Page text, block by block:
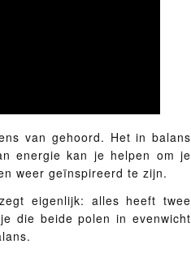
van gehoord. Het in balans
energie kan je helpen om je
weer geïnspireerd te zijn.
eigenlijk: alles heeft twee
die beide polen in evenwicht